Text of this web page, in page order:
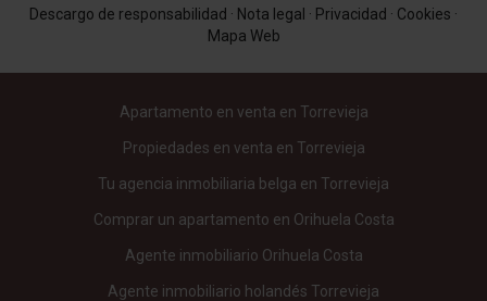
Descargo de responsabilidad · Nota legal · Privacidad · Cookies ·
Mapa Web
Apartamento en venta en Torrevieja
Propiedades en venta en Torrevieja
Tu agencia inmobiliaria belga en Torrevieja
Comprar un apartamento en Orihuela Costa
Agente inmobiliario Orihuela Costa
Agente inmobiliario holandés Torrevieja